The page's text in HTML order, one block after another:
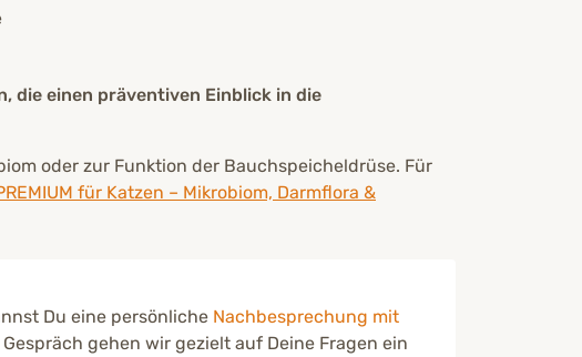
die einen präventiven Einblick in die
oder zur Funktion der Bauchspeicheldrüse. Für
für Katzen – Mikrobiom, Darmflora &
Du eine persönliche Nachbesprechung mit
gehen wir gezielt auf Deine Fragen ein